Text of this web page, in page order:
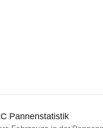
Pannenstatistik